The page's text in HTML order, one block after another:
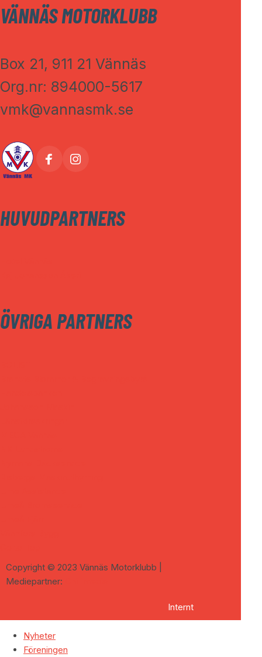
VÄNNÄS MOTORKLUBB
Box 21, 911 21 Vännäs
Org.nr: 894000-5617
vmk@vannasmk.se
HUVUDPARTNERS
ÖVRIGA PARTNERS
Copyright © 2023 Vännäs Motorklubb |
Mediepartner:
Internt
Nyheter
Föreningen